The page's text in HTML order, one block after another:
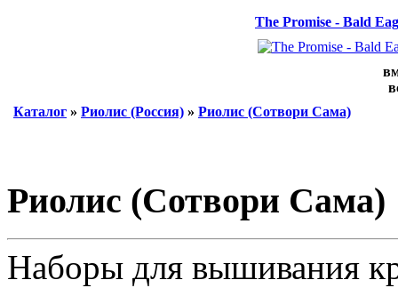
The Promise - Bald
Каталог » Риолис (Россия) » Риолис (Сотвори Сама)
Риолис (Сотвори Сама)
Наборы для вышивания